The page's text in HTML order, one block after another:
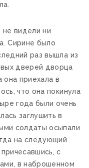
не видели ни
Сирине было
раз вышла из
дверей дворца
приехала в
что она покинула
года были очень
заглушить в
солдаты осыпали
на следующий
с
в наброшенном